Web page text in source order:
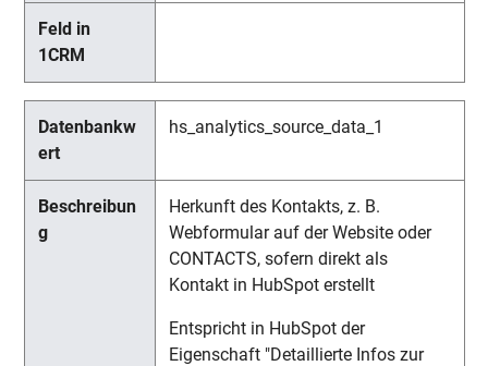
hs_analytics_source_data_1
Herkunft des Kontakts, z. B.
Webformular auf der Website oder
CONTACTS, sofern direkt als
Kontakt in HubSpot erstellt
Entspricht in HubSpot der
Eigenschaft "Detaillierte Infos zur